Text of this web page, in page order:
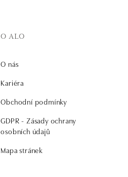
O ALO
O nás
Kariéra
Obchodní podmínky
GDPR - Zásady ochrany
osobních údajů
Mapa stránek